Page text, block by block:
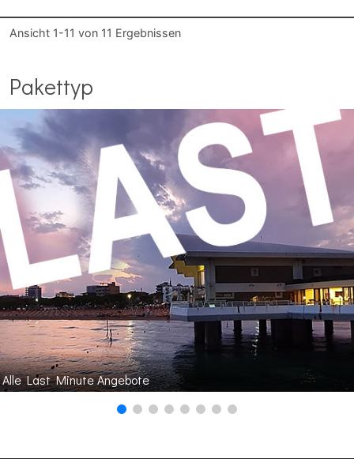
Ansicht 1-11 von 11 Ergebnissen
Pakettyp
Alle Last Minute Angebote